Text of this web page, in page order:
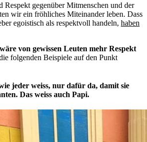
Respekt gegenüber Mitmenschen und der
wir ein fröhliches Miteinander leben. Dass
egoistisch als respektvoll handeln, haben
von gewissen Leuten mehr Respekt
folgenden Beispiele auf den Punkt
jeder weiss, nur dafür da, damit sie
Das weiss auch Papi.